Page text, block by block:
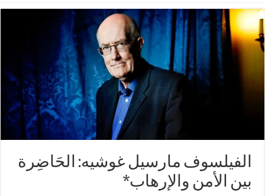
الفيلسوف مارسيل غوشيه: الحَاضِرة
بين الأمن والإرهاب*